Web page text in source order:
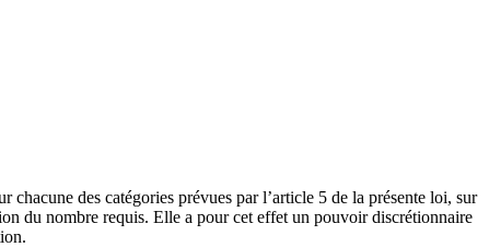
des catégories prévues par l’article 5 de la présente loi, sur
du nombre requis. Elle a pour cet effet un pouvoir discrétionnaire